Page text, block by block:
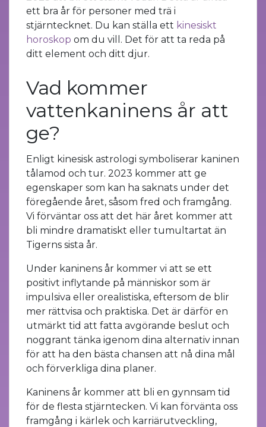
ett bra år för personer med trä i
stjärntecknet. Du kan ställa ett kinesiskt
horoskop om du vill. Det för att ta reda på
ditt element och ditt djur.
Vad kommer
vattenkaninens år att
ge?
Enligt kinesisk astrologi symboliserar kaninen
tålamod och tur. 2023 kommer att ge
egenskaper som kan ha saknats under det
föregående året, såsom fred och framgång.
Vi förväntar oss att det här året kommer att
bli mindre dramatiskt eller tumultartat än
Tigerns sista år.
Under kaninens år kommer vi att se ett
positivt inflytande på människor som är
impulsiva eller orealistiska, eftersom de blir
mer rättvisa och praktiska. Det är därför en
utmärkt tid att fatta avgörande beslut och
noggrant tänka igenom dina alternativ innan
för att ha den bästa chansen att nå dina mål
och förverkliga dina planer.
Kaninens år kommer att bli en gynnsam tid
för de flesta stjärntecken. Vi kan förvänta oss
framgång i kärlek och karriärutveckling,